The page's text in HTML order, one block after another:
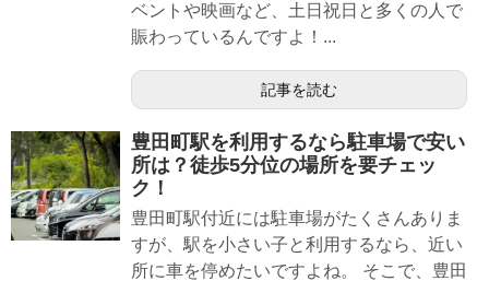
ベントや映画など、土日祝日と多くの人で
賑わっているんですよ！...
記事を読む
豊田町駅を利用するなら駐車場で安い
所は？徒歩5分位の場所を要チェッ
ク！
豊田町駅付近には駐車場がたくさんありま
すが、駅を小さい子と利用するなら、近い
所に車を停めたいですよね。 そこで、豊田